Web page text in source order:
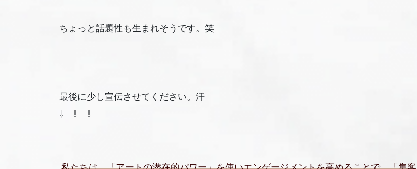
ちょっと話題性も生まれそうです。笑
最後に少し宣伝させてください。汗
⇩ ⇩ ⇩